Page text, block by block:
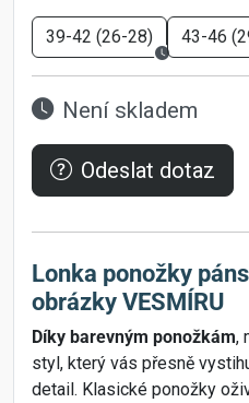
39-42 (26-28) 43-46
Není skladem
Odeslat dotaz
Lonka ponožky
obrázky VESMÍRU
Díky barevným ponožkám,
styl, který vás přesně
detail. Klasické ponožky